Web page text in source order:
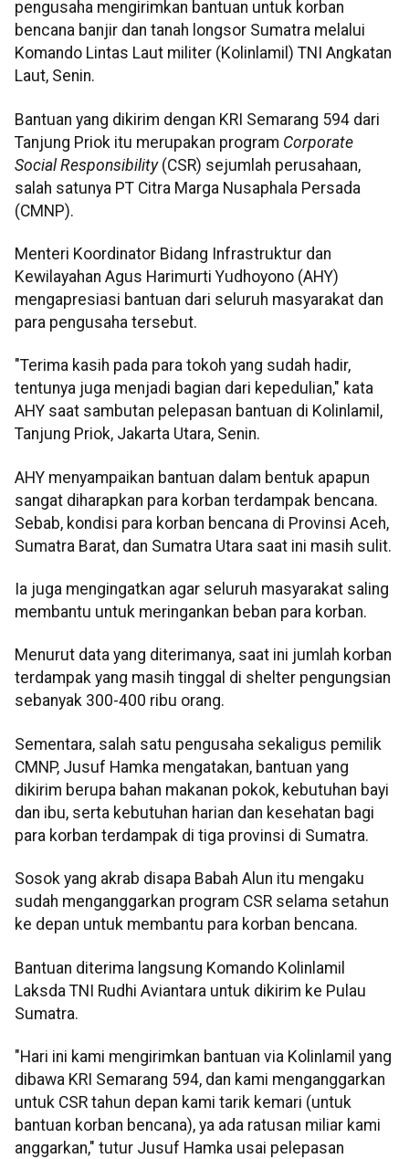
pengusaha mengirimkan bantuan untuk korban
bencana banjir dan tanah longsor Sumatra melalui
Komando Lintas Laut militer (Kolinlamil) TNI Angkatan
Laut, Senin.
Bantuan yang dikirim dengan KRI Semarang 594 dari
Tanjung Priok itu merupakan program Corporate
Social Responsibility(CSR) sejumlah perusahaan,
salah satunya PT Citra Marga Nusaphala Persada
(CMNP).
Menteri Koordinator Bidang Infrastruktur dan
Kewilayahan Agus Harimurti Yudhoyono (AHY)
mengapresiasi bantuan dari seluruh masyarakat dan
para pengusaha tersebut.
"Terima kasih pada para tokoh yang sudah hadir,
tentunya juga menjadi bagian dari kepedulian," kata
AHY saat sambutan pelepasan bantuan di Kolinlamil,
Tanjung Priok, Jakarta Utara, Senin.
AHY menyampaikan bantuan dalam bentuk apapun
sangat diharapkan para korban terdampak bencana.
Sebab, kondisi para korban bencana di Provinsi Aceh,
Sumatra Barat, dan Sumatra Utara saat ini masih sulit.
Ia juga mengingatkan agar seluruh masyarakat saling
membantu untuk meringankan beban para korban.
Menurut data yang diterimanya, saat ini jumlah korban
terdampak yang masih tinggal di shelter pengungsian
sebanyak 300-400 ribu orang.
Sementara, salah satu pengusaha sekaligus pemilik
CMNP, Jusuf Hamka mengatakan, bantuan yang
dikirim berupa bahan makanan pokok, kebutuhan bayi
dan ibu, serta kebutuhan harian dan kesehatan bagi
para korban terdampak di tiga provinsi di Sumatra.
Sosok yang akrab disapa Babah Alun itu mengaku
sudah menganggarkan program CSR selama setahun
ke depan untuk membantu para korban bencana.
Bantuan diterima langsung Komando Kolinlamil
Laksda TNI Rudhi Aviantara untuk dikirim ke Pulau
Sumatra.
"Hari ini kami mengirimkan bantuan via Kolinlamil yang
dibawa KRI Semarang 594, dan kami menganggarkan
untuk CSR tahun depan kami tarik kemari (untuk
bantuan korban bencana), ya ada ratusan miliar kami
anggarkan," tutur Jusuf Hamka usai pelepasan